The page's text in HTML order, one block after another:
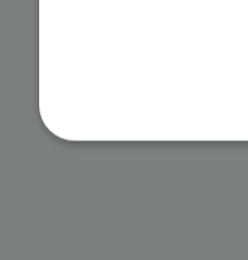
I cookie strettamente